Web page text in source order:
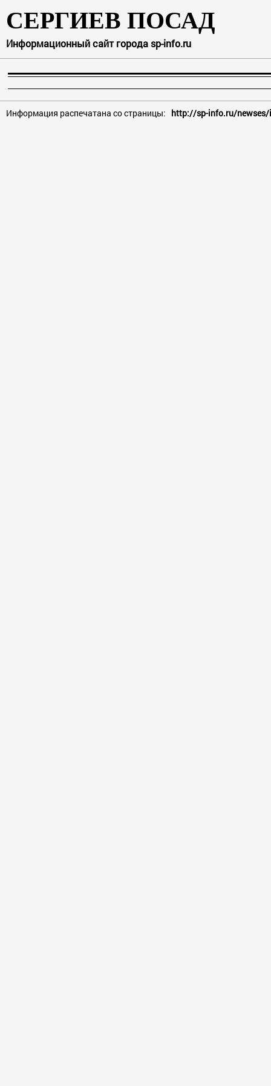
СЕРГИЕВ ПОСАД
Информационный сайт города sp-info.ru
Информация распечатана со страницы: http://sp-info.ru/